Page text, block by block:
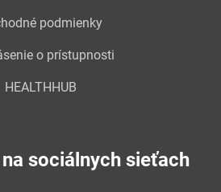
podmienky
o prístupnosti
HEALTHHUB
sociálnych sieťach